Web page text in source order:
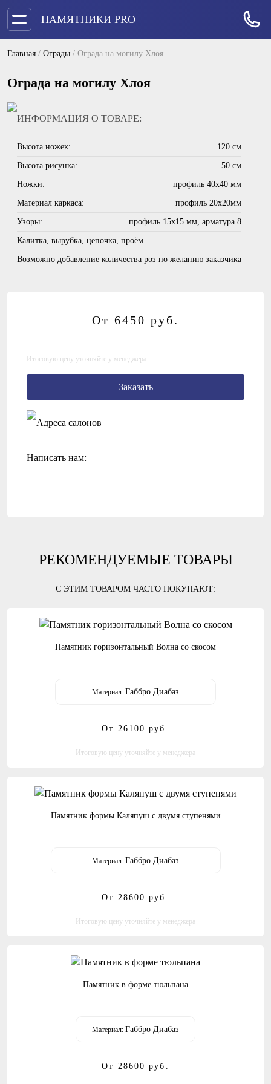
ПАМЯТНИКИ PRO
Главная / Ограды / Ограда на могилу Хлоя
Ограда на могилу Хлоя
ИНФОРМАЦИЯ О ТОВАРЕ:
Высота ножек: 120 см
Высота рисунка: 50 см
Ножки: профиль 40х40 мм
Материал каркаса: профиль 20х20мм
Узоры: профиль 15х15 мм, арматура 8
Калитка, вырубка, цепочка, проём
Возможно добавление количества роз по желанию заказчика
От 6450 руб.
Итоговую цену уточняйте у менеджера
Заказать
Адреса салонов
Написать нам:
РЕКОМЕНДУЕМЫЕ ТОВАРЫ
С ЭТИМ ТОВАРОМ ЧАСТО ПОКУПАЮТ:
Памятник горизонтальный Волна со скосом
Материал: Габбро Диабаз
От 26100 руб.
Итоговую цену уточняйте у менеджера
Памятник формы Каляпуш с двумя ступенями
Материал: Габбро Диабаз
От 28600 руб.
Итоговую цену уточняйте у менеджера
Памятник в форме тюльпана
Материал: Габбро Диабаз
От 28600 руб.